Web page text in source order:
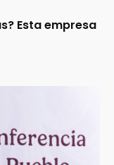
Esta empresa